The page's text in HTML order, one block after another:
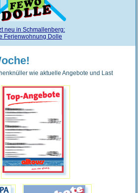
neu in Schmallenberg:
Ferienwohnung Dolle
wie aktuelle Angebote und Last